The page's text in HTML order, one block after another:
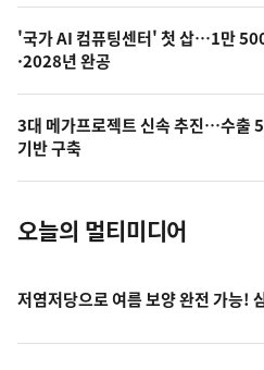
오
의
사
진
'국가 AI 컴퓨팅센터' 첫 삽…1만
·2028년 완공
3대 메가프로젝트 신속 추진…수출
기반 구축
오늘의 멀티미디어
저염저당으로 여름 보양 완전 가능!